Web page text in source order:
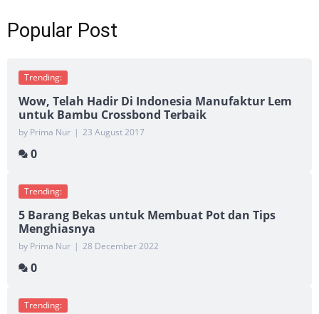
Popular Post
Trending:
Wow, Telah Hadir Di Indonesia Manufaktur Lem
untuk Bambu Crossbond Terbaik
by Prima Nur | 23 August 2017
0
Trending:
5 Barang Bekas untuk Membuat Pot dan Tips
Menghiasnya
by Prima Nur | 28 December 2022
0
Trending: